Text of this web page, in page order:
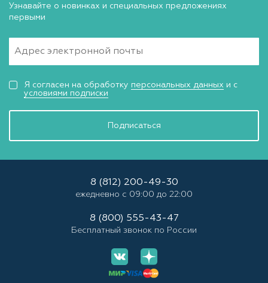
Узнавайте о новинках и специальных предложениях
первыми
Подписаться
Я согласен на обработку персональных данных и с
условиями подписки
8 (812) 200-49-30
ежедневно с 09:00 до 22:00
8 (800) 555-43-47
Бесплатный звонок по России